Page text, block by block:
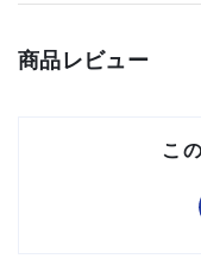
商品レビュー
こ